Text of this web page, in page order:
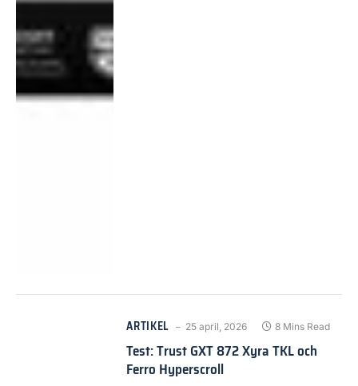
ARTIKEL 25 april, 2026 8 Mins Read
Test: Trust GXT 872 Xyra TKL och
Ferro Hyperscroll